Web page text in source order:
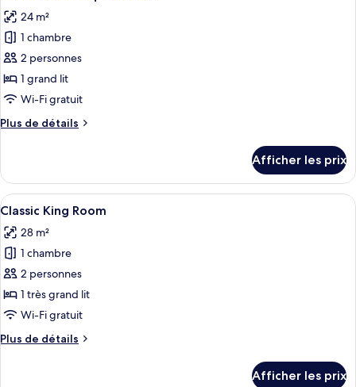
jumeaux
jumeaux
toutes
les
photos
pour
ce
type
chambre :
double
24 m²
1 chambre
2 personnes
1 grand lit
Wi-Fi gratuit
Plus de détails
Plus
Chambre
classique
double
Afficher les prix
Afficher
toutes
les
photos
pour
ce
type
chambre :
Une chambre d’hôtel avec un
5
Classic King Room
28 m²
1 chambre
2 personnes
1 très grand lit
Wi-Fi gratuit
Plus de détails
Plus
Afficher les prix